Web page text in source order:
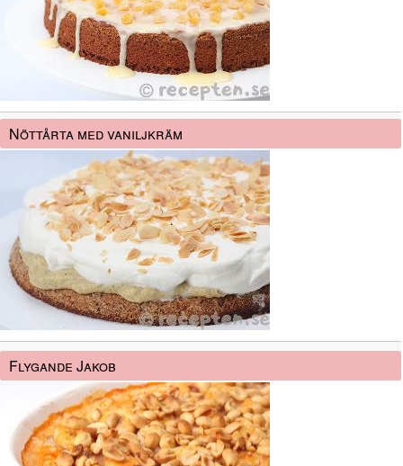
Nöttårta med vaniljkräm
Flygande Jakob